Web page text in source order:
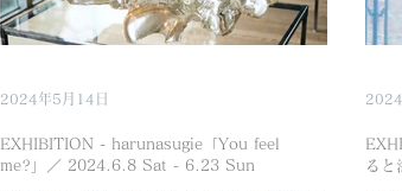
EXHIBITION - harunasugie「You feel
me?」／ 2024.6.8 Sat - 6.23 Sun
2024年5月14日
る